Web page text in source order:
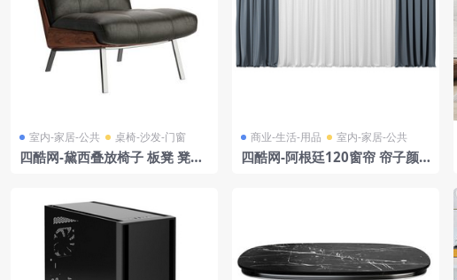
室内-家居-公共 桌椅-沙发-门窗
四酷网-黛西叠放椅子 板凳 凳子
商业-生活-用品 室内-家居-公共
四酷网-阿根廷120窗帘 帘子颜